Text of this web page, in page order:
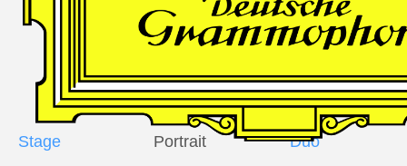
GALLERY
Stage Portrait Duo